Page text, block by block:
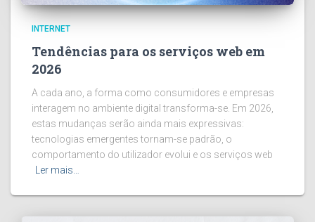
INTERNET
Tendências para os serviços web em
2026
A cada ano, a forma como consumidores e empresas
interagem no ambiente digital transforma-se. Em 2026,
estas mudanças serão ainda mais expressivas:
tecnologias emergentes tornam-se padrão, o
comportamento do utilizador evolui e os serviços web
Ler mais…